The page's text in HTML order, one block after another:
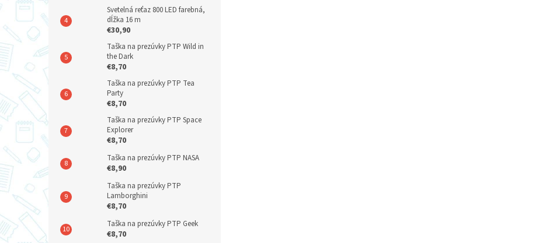
Svetelná reťaz 800 LED farebná,
dĺžka 16 m
€30,90
Taška na prezúvky PTP Wild in
the Dark
€8,70
Taška na prezúvky PTP Tea
Party
€8,70
Taška na prezúvky PTP Space
Explorer
€8,70
Taška na prezúvky PTP NASA
€8,90
Taška na prezúvky PTP
Lamborghini
€8,70
Taška na prezúvky PTP Geek
€8,70